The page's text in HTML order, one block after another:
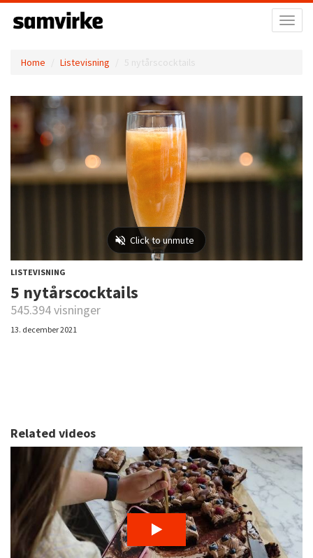
Home Listevisning 5 nytårscocktails
LISTEVISNING
5 nytårscocktails
545.394 visninger
13. december 2021
Related videos